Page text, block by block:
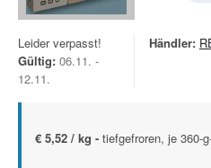
Leider verpasst!
Gültig: 06.11. -
12.11.
Händler:
€ 5,52 / kg - tiefgefroren, je 360-